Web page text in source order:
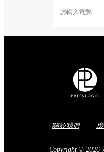
關於我們
Copyright © 2026